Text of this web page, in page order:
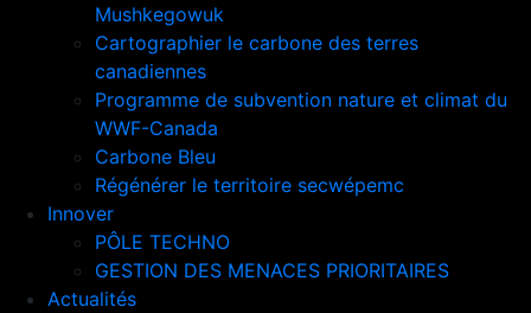
Mushkegowuk
Cartographier le carbone des terres
canadiennes
Programme de subvention nature et climat du
WWF-Canada
Carbone Bleu
Régénérer le territoire secwépemc
Innover
PÔLE TECHNO
GESTION DES MENACES PRIORITAIRES
Actualités